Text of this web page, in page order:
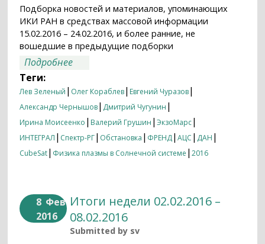
Подборка новостей и материалов, упоминающих
ИКИ РАН в средствах массовой информации
15.02.2016 – 24.02.2016, и более ранние, не
вошедшие в предыдущие подборки
Подробнее
Теги:
Лев Зеленый | Олег Кораблев| Евгений Чуразов|
Александр Чернышов| Дмитрий Чугунин |
Ирина Моисеенко | Валерий Грушин |ЭкзоМарс|
ИНТЕГРАЛ | Спектр-РГ| Обстановка | ФРЕНД|АЦС | ДАН |
CubeSat| Физика плазмы в Солнечной системе |2016
8 Фев
2016
Итоги недели 02.02.2016 –
08.02.2016
Submitted by sv